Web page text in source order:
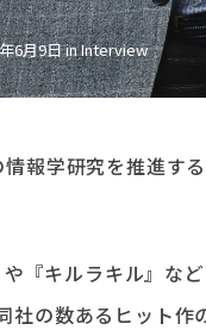
6月9日inInterview
報学研究を推進す
『キルラキル』な
社の数あるヒット作